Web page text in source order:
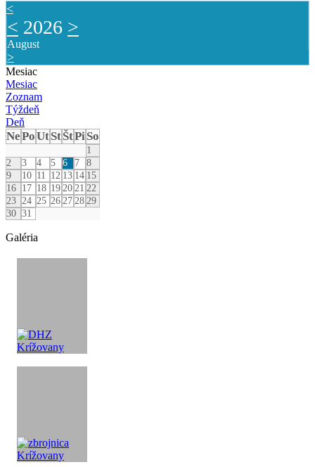
<
< 2026 >
August
>
Mesiac
Mesiac
Zoznam
Týždeň
Deň
NePoUtStŠtPi So
1
2
3 4 5 6 7
8
9
10 11 12 13 14 15
16 17 18 19 20 21 22
23 24 25 26 27 28 29
30 31
Galéria